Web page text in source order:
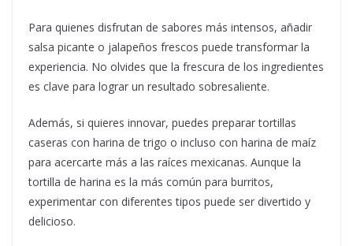
Para quienes disfrutan de sabores más intensos, añadir
salsa picante o jalapeños frescos puede transformar la
experiencia. No olvides que la frescura de los ingredientes
es clave para lograr un resultado sobresaliente.
Además, si quieres innovar, puedes preparar tortillas
caseras con harina de trigo o incluso con harina de maíz
para acercarte más a las raíces mexicanas. Aunque la
tortilla de harina es la más común para burritos,
experimentar con diferentes tipos puede ser divertido y
delicioso.